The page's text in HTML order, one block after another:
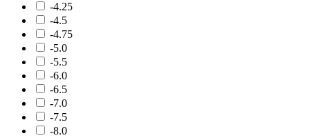
-4.25
-4.5
-4.75
-5.0
-5.5
-6.0
-6.5
-7.0
-7.5
-8.0